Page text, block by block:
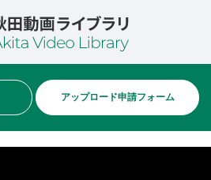
アップロード申請フォーム